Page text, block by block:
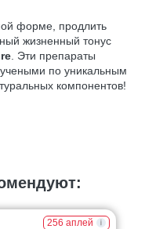
форме, продлить
жизненный тонус
. Эти препараты
по уникальным
компонентов!
256 аплей